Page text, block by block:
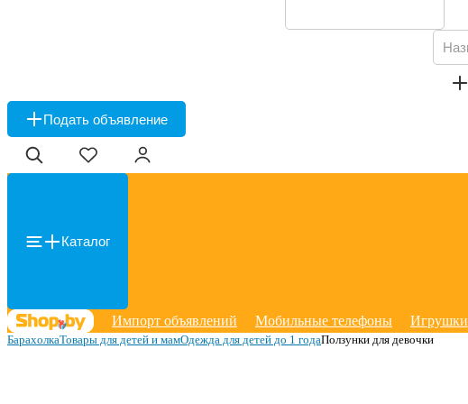
Подать объявление
Каталог
Импорт объявлений Мобильные телефоны Игрушки
БарахолкаТовары для детей и мамОдежда для детей до 1 годаПолзунки для девочки